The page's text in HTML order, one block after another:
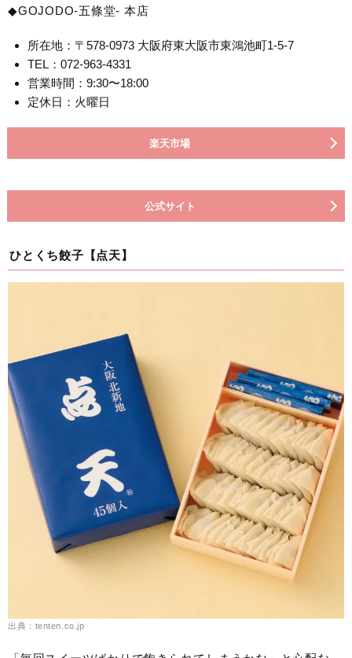
◆GOJODO-五條堂- 本店
所在地：〒578-0973 大阪府東大阪市東鴻池町1-5-7
TEL：072-963-4331
営業時間：9:30〜18:00
定休日：火曜日
楽天市場
公式サイト
ひとくち餃子【点天】
出典：tenten.co.jp